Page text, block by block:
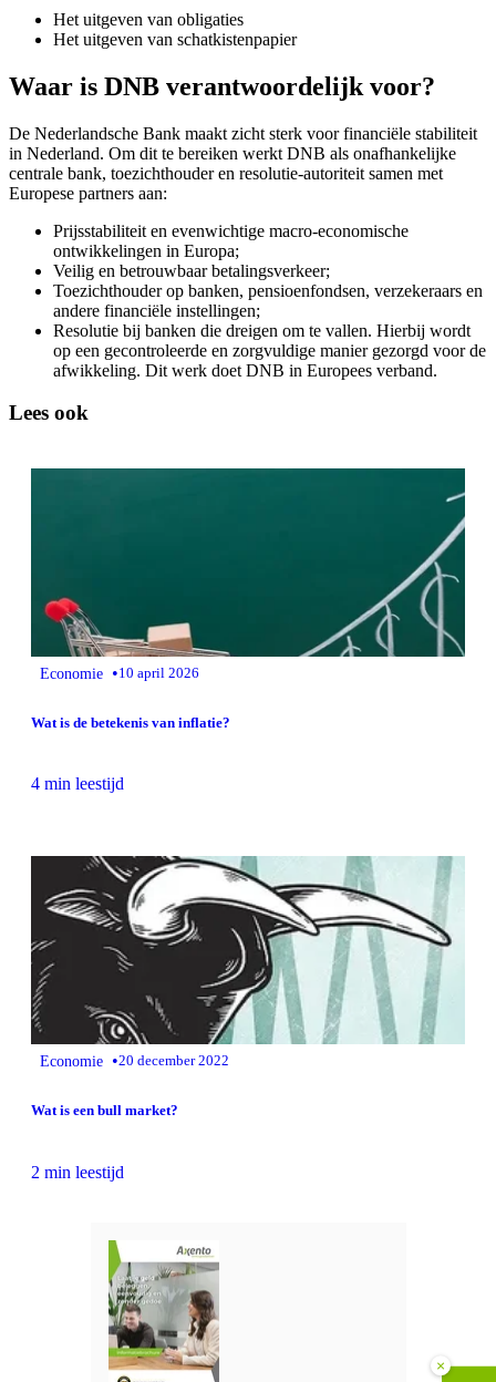
content.
Het uitgeven van obligaties
Het uitgeven van schatkistenpapier
Waar is DNB verantwoordelijk voor?
De Nederlandsche Bank maakt zicht sterk voor financiële stabiliteit
in Nederland. Om dit te bereiken werkt DNB als onafhankelijke
centrale bank, toezichthouder en resolutie-autoriteit samen met
Europese partners aan:
Prijsstabiliteit en evenwichtige macro-economische
ontwikkelingen in Europa;
Veilig en betrouwbaar betalingsverkeer;
Toezichthouder op banken, pensioenfondsen, verzekeraars en
andere financiële instellingen;
Resolutie bij banken die dreigen om te vallen. Hierbij wordt
op een gecontroleerde en zorgvuldige manier gezorgd voor de
afwikkeling. Dit werk doet DNB in Europees verband.
Lees ook
Economie •10 april 2026
Wat is de betekenis van inflatie?
4 min leestijd
Economie •20 december 2022
Wat is een bull market?
2 min leestijd
×